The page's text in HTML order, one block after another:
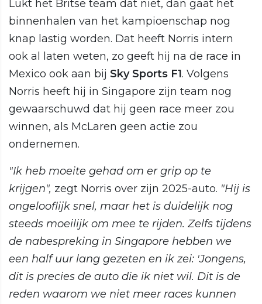
Lukt het Britse team dat niet, dan gaat het
binnenhalen van het kampioenschap nog
knap lastig worden. Dat heeft Norris intern
ook al laten weten, zo geeft hij na de race in
Mexico ook aan bij Sky Sports F1. Volgens
Norris heeft hij in Singapore zijn team nog
gewaarschuwd dat hij geen race meer zou
winnen, als McLaren geen actie zou
ondernemen.
"Ik heb moeite gehad om er grip op te
krijgen", zegt Norris over zijn 2025-auto. "Hij is
ongelooflijk snel, maar het is duidelijk nog
steeds moeilijk om mee te rijden. Zelfs tijdens
de nabespreking in Singapore hebben we
een half uur lang gezeten en ik zei: 'Jongens,
dit is precies de auto die ik niet wil. Dit is de
reden waarom we niet meer races kunnen